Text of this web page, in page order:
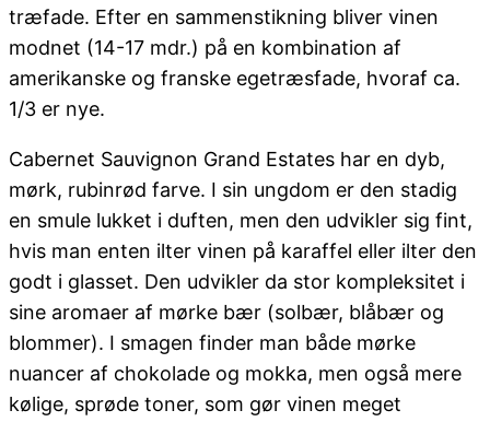
træfade. Efter en sammenstikning bliver vinen
modnet (14-17 mdr.) på en kombination af
amerikanske og franske egetræsfade, hvoraf ca.
1/3 er nye.
Cabernet Sauvignon Grand Estates har en dyb,
mørk, rubinrød farve. I sin ungdom er den stadig
en smule lukket i duften, men den udvikler sig fint,
hvis man enten ilter vinen på karaffel eller ilter den
godt i glasset. Den udvikler da stor kompleksitet i
sine aromaer af mørke bær (solbær, blåbær og
blommer). I smagen finder man både mørke
nuancer af chokolade og mokka, men også mere
kølige, sprøde toner, som gør vinen meget